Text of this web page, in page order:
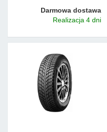
Darmowa dostawa
Realizacja 4 dni